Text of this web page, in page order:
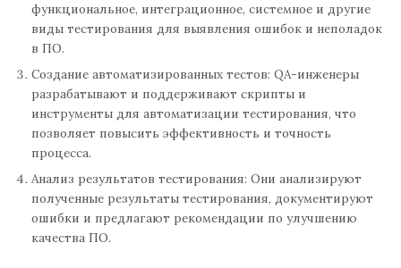
функциональное, интеграционное, системное и другие
виды тестирования для выявления ошибок и неполадок
в ПО.
Создание автоматизированных тестов: QA-инженеры
разрабатывают и поддерживают скрипты и
инструменты для автоматизации тестирования, что
позволяет повысить эффективность и точность
процесса.
Анализ результатов тестирования: Они анализируют
полученные результаты тестирования, документируют
ошибки и предлагают рекомендации по улучшению
качества ПО.